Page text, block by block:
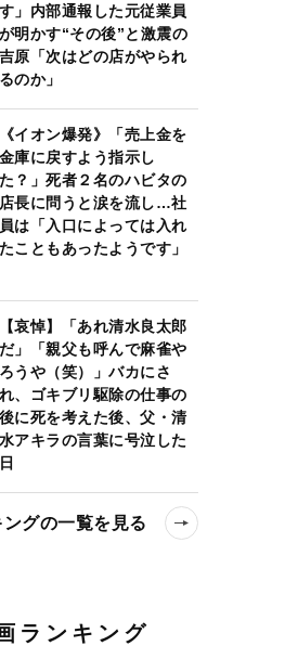
す」内部通報した元従業員
が明かす“その後”と激震の
吉原「次はどの店がやられ
るのか」
《イオン爆発》「売上金を
金庫に戻すよう指示し
た？」死者２名のハビタの
店長に問うと涙を流し…社
員は「入口によっては入れ
たこともあったようです」
【哀悼】「あれ清水良太郎
だ」「親父も呼んで麻雀や
ろうや（笑）」バカにさ
れ、ゴキブリ駆除の仕事の
後に死を考えた後、父・清
水アキラの言葉に号泣した
日
グの一覧を見る
ランキング